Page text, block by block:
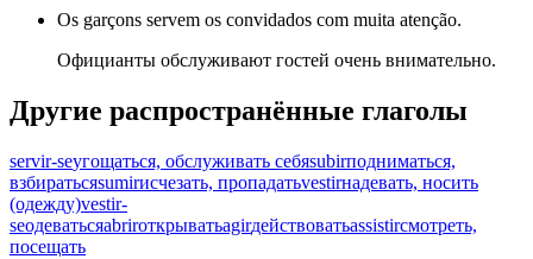
Os garçons servem os convidados com muita atenção.
Официанты обслуживают гостей очень внимательно.
Другие распространённые глаголы
servir-seугощаться, обслуживать себяsubirподниматься,
взбиратьсяsumirисчезать, пропадатьvestirнадевать, носить
(одежду)vestir-
seодеватьсяabrirоткрыватьagirдействоватьassistirсмотреть,
посещать